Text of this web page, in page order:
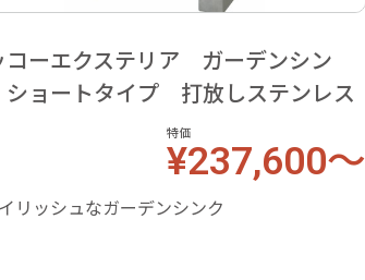
コーエクステリア ガーデンシン
ョートタイプ 打放しステンレス
特価
¥237,600～
リッシュなガーデンシンク